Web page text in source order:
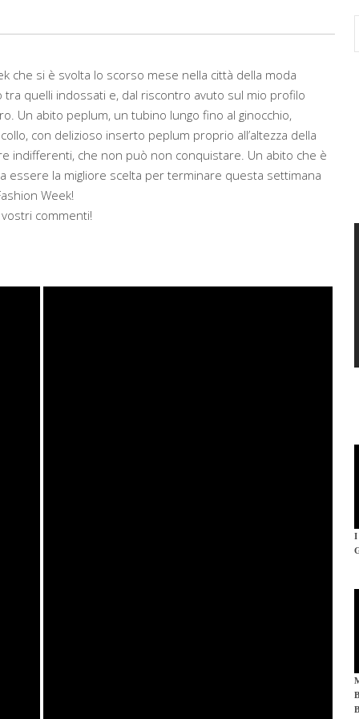
che si è svolta lo scorso mese nella città della moda
quelli indossati e, dal riscontro avuto sul mio profilo
Un abito peplum, un tubino lungo fino al ginocchio,
con delizioso inserto peplum proprio all’altezza della
indifferenti, che non può non conquistare. Un abito che è
la migliore scelta per terminare questa settimana
Week!
commenti!
I